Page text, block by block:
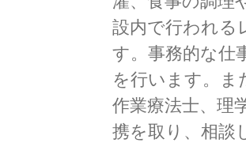
設内で行われる
す。事務的な仕
を行います。ま
作業療法士、理
携を取り、相談